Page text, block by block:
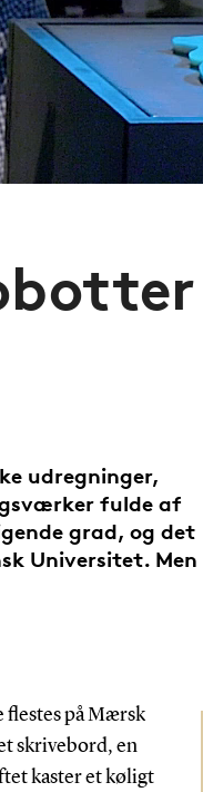
udregninger,
fulde af
grad, og det
Universitet. Men
flestes på Mærsk
skrivebord, en
kaster et køligt